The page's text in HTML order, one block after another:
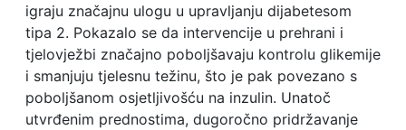
igraju značajnu ulogu u upravljanju dijabetesom
tipa 2. Pokazalo se da intervencije u prehrani i
tjelovježbi značajno poboljšavaju kontrolu glikemije
i smanjuju tjelesnu težinu, što je pak povezano s
poboljšanom osjetljivošću na inzulin. Unatoč
utvrđenim prednostima, dugoročno pridržavanje